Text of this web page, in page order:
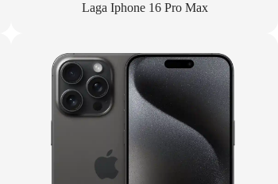
Laga Iphone 16 Pro Max